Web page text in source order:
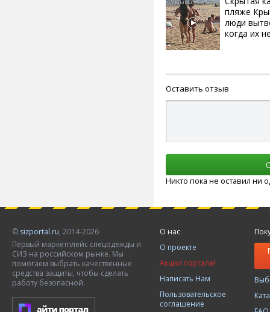
пляже
люди
когда их
Оставить отзыв
Никто пока не оставил ни
© sizportal.ru, 2014-2026
Первый маркетплейс спецодежды и
СИЗ на российском рынке. Мы
помогаем выбрать качественные
средства защиты, чтобы сделать
работу безопасной.
О нас
О проекте
Акции портала!
Написать Нам
Пользовательское
соглашение